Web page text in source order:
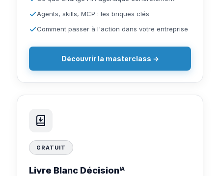
Agents, skills, MCP : les briques clés
Comment passer à l'action dans votre entreprise
Découvrir la masterclass →
GRATUIT
Livre Blanc Décision IA